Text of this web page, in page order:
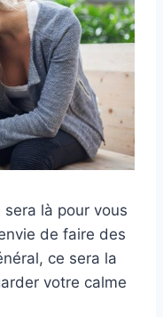
là pour vous
de faire des
ce sera la
votre calme